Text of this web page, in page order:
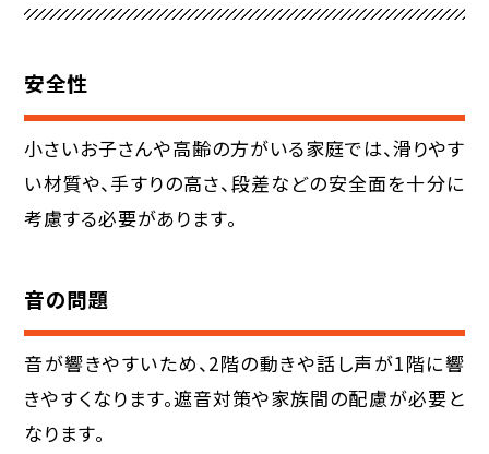
安全性
小さいお子さんや高齢の方がいる家庭では、滑りやす
い材質や、手すりの高さ、段差などの安全面を十分に
考慮する必要があります。
音の問題
音が響きやすいため、2階の動きや話し声が1階に響
きやすくなります。遮音対策や家族間の配慮が必要と
なります。